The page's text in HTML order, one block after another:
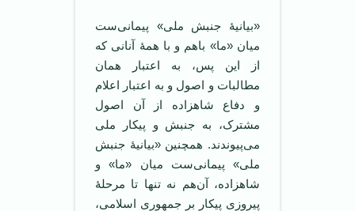
«بیانیۀ جنبش ملی» پیمانی‌ست
میان «ما» باهم و با همۀ آنانی که
از این پس، به اعتبار همان
مطالبات و اصول و به اعتبار اعلام
و دفاع شاهزاده از آن اصول
مشترک، به جنبش و پیکار ملی
می‌پیوندند. همچنین «بیانیۀ جنبش
ملی» پیمانی‌ست میان «ما» و
شاهزاده، آن‌هم نه تنها تا مرحلۀ
پیروزی پیکار بر جمهوری اسلامی،